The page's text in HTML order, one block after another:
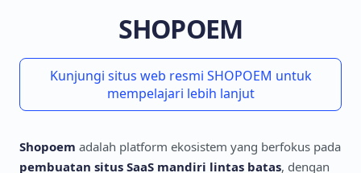
SHOPOEM
Kunjungi situs web resmi SHOPOEM untuk
mempelajari lebih lanjut
Shopoem adalah platform ekosistem yang berfokus pada
pembuatan situs SaaS mandiri lintas batas, dengan